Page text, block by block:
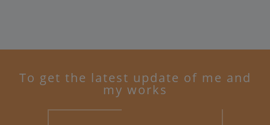
To get the latest update of me and
my works